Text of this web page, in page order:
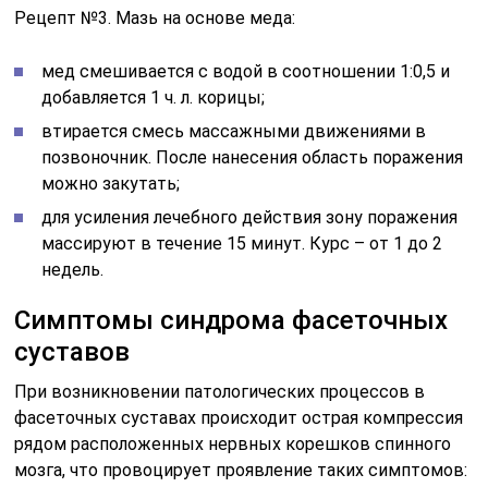
Рецепт №3. Мазь на основе меда:
мед смешивается с водой в соотношении 1:0,5 и
добавляется 1 ч. л. корицы;
втирается смесь массажными движениями в
позвоночник. После нанесения область поражения
можно закутать;
для усиления лечебного действия зону поражения
массируют в течение 15 минут. Курс – от 1 до 2
недель.
Симптомы синдрома фасеточных
суставов
При возникновении патологических процессов в
фасеточных суставах происходит острая компрессия
рядом расположенных нервных корешков спинного
мозга, что провоцирует проявление таких симптомов: